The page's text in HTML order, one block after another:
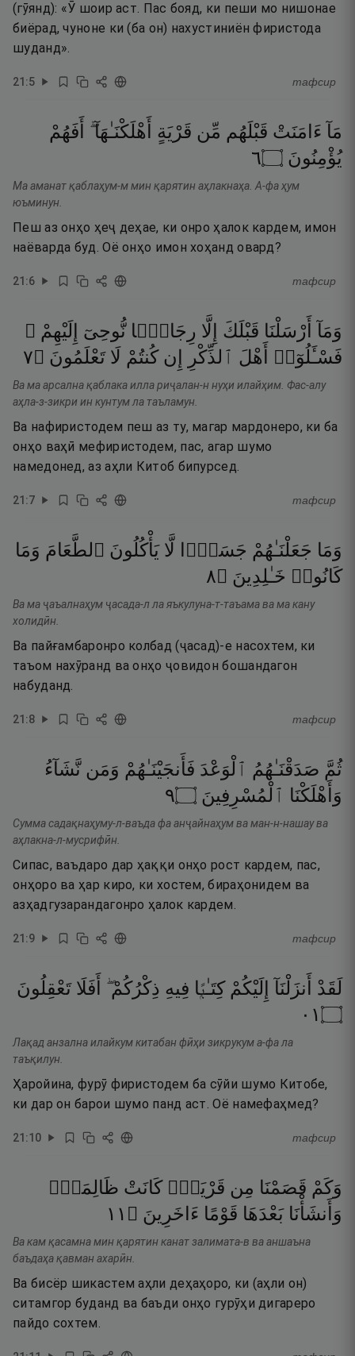
(гӯянд): «Ӯ шоир аст. Пас бояд, ки пеши мо нишонае
биёрад, чуноне ки (ба он) нахустиниён фиристода
шуданд».
21:5 тафсир
مَآ ءَامَنَتْ قَبْلَهُم مِّن قَرْيَةٍ أَهْلَكْنَـٰهَآ ۖ أَفَهُمْ
يُؤْمِنُونَ ۝٦
Ма аманат қаблаҳум-м мин қарятин аҳлакнаҳа. А-фа ҳум
юъминун.
Пеш аз онҳо ҳеҷ деҳае, ки онро ҳалок кардем, имон
наёварда буд. Оё онҳо имон хоҳанд овард?
21:6 тафсир
وَمَآ أَرْسَلْنَا قَبْلَكَ إِلَّا رِجَالًۭا نُّوحِىٓ
إِلَيْهِمْ ۖ
فَسْـَٔلُوٓا۟
أَهْلَ ٱلذِّكْرِ إِن كُنتُمْ لَا تَعْلَمُونَ ۝٧
Ва ма арсална қаблака илла риҷалан-н нуҳи илайҳим. Фас-алу
аҳла-з-зикри ин кунтум ла таъламун.
Ва нафиристодем пеш аз ту, магар мардонеро, ки ба
онҳо ваҳӣ мефиристодем, пас, агар шумо
намедонед, аз аҳли Китоб бипурсед.
21:7 тафсир
وَمَا جَعَلْنَـٰهُمْ جَسَدًۭا لَّا يَأْكُلُونَ ٱلطَّعَامَ وَمَا
كَانُوا۟ خَـٰلِدِينَ ۝٨
Ва ма ҷаъалнаҳум ҷасада-л ла яъкулуна-т-таъама ва ма кану
холидӣн.
Ва пайғамбаронро колбад (ҷасад)-е насохтем, ки
таъом нахӯранд ва онҳо ҷовидон бошандагон
набуданд.
21:8 тафсир
ثُمَّ صَدَقْنَـٰهُمُ ٱلْوَعْدَ فَأَنجَيْنَـٰهُمْ وَمَن نَّشَآءُ
وَأَهْلَكْنَا ٱلْمُسْرِفِينَ ۝٩
Сумма садақнаҳуму-л-ваъда фа анҷайнаҳум ва ман-н-нашау ва
аҳлакна-л-мусрифӣн.
Сипас, ваъдаро дар ҳаққи онҳо рост кардем, пас,
онҳоро ва ҳар киро, ки хостем, бираҳонидем ва
азҳадгузарандагонро ҳалок кардем.
21:9 тафсир
لَقَدْ أَنزَلْنَآ إِلَيْكُمْ كِتَـٰبًۭا فِيهِ ذِكْرُكُمْ ۖ أَفَلَا تَعْقِلُونَ
۝١٠
Лақад анзална илайкум китабан фӣҳи зикрукум а-фа ла
таъқилун.
Ҳаройина, фурӯ фиристодем ба сӯйи шумо Китобе,
ки дар он барои шумо панд аст. Оё намефаҳмед?
21:10 тафсир
وَكَمْ قَصَمْنَا مِن قَرْيَةٍۢ كَانَتْ ظَالِمَةًۭ
وَأَنشَأْنَا بَعْدَهَا قَوْمًا ءَاخَرِينَ ۝ ١١
Ва кам қасамна мин қарятин канат залимата-в ва аншаъна
баъдаҳа қавман ахарӣн.
Ва бисёр шикастем аҳли деҳаҳоро, ки (аҳли он)
ситамгор буданд ва баъди онҳо гурӯҳи дигареро
пайдо сохтем.